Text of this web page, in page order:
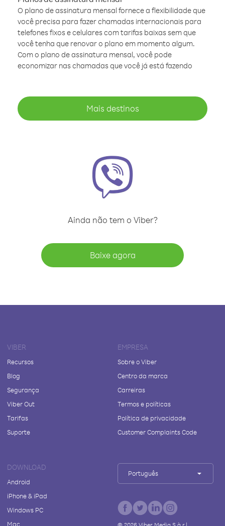
O plano de assinatura mensal fornece a flexibilidade que
você precisa para fazer chamadas internacionais para
telefones fixos e celulares com tarifas baixas sem que
você tenha que renovar o plano em momento algum.
Com o plano de assinatura mensal, você pode
economizar nas chamadas que você já está fazendo
Mais destinos
Ainda não tem o Viber?
Baixe agora
VIBER
Recursos
Blog
Segurança
Viber Out
Tarifas
Suporte
EMPRESA
Sobre o Viber
Centro da marca
Carreiras
Termos e políticas
Política de privacidade
Customer Complaints Code
DOWNLOAD
Android
iPhone & iPad
Windows PC
Mac
Português